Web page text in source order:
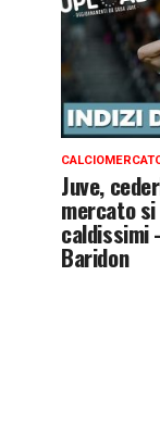
Juve,
mercato
caldissimi
Baridon